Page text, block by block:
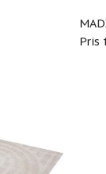
Pris